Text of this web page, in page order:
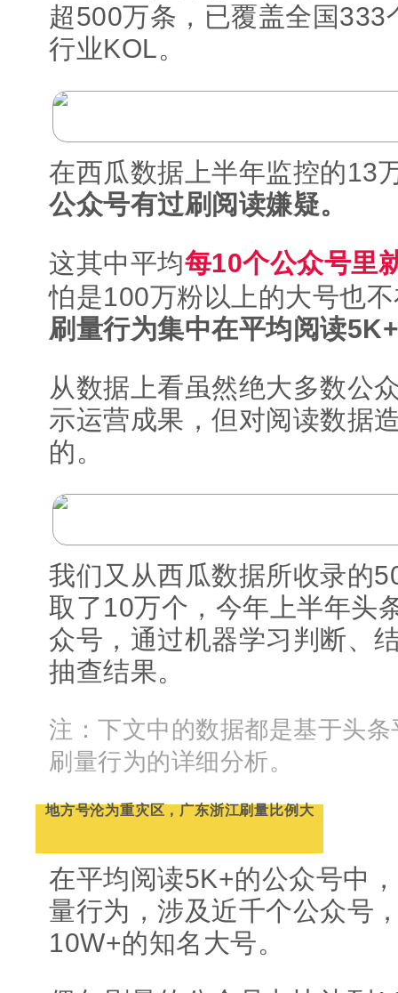
超500万条，已覆盖全国
行业KOL。
在西瓜数据上半年监控的13
公众号有过刷阅读嫌疑。
这其中平均每10个公众号里
怕是100万粉以上的大号也
刷量行为集中在平均阅读
从数据上看虽然绝大多数公
示运营成果，但对阅读数据
的。
我们又从西瓜数据所收录的
取了10万个，今年上半年头
众号，通过机器学习判断、
抽查结果。
注：下文中的数据都是基于头
刷量行为的详细分析。
地方号沦为重灾区，广东浙江刷量比例大
在平均阅读5K+的公众号中
量行为，涉及近千个公众号
10W+的知名大号。